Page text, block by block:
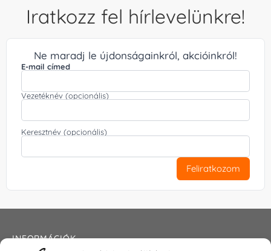
Iratkozz fel hírlevelünkre!
Ne maradj le újdonságainkról, akcióinkról!
E-mail címed
Vezetéknév (opcionális)
Keresztnév (opcionális)
Feliratkozom
INFORMÁCIÓK